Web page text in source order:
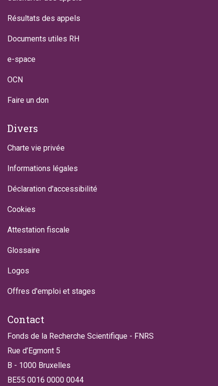
Résultats des appels
Documents utiles RH
e-space
OCN
Faire un don
Divers
Charte vie privée
Informations légales
Déclaration d'accessibilité
Cookies
Attestation fiscale
Glossaire
Logos
Offres d'emploi et stages
Contact
Fonds de la Recherche Scientifique - FNRS
Rue d’Egmont 5
B - 1000 Bruxelles
BE55 0016 0000 0044